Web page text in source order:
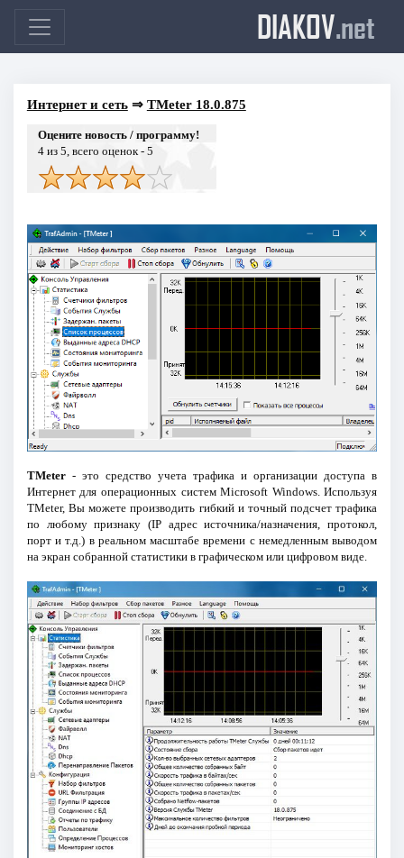
DIAKOV.net
Интернет и сеть⇒ TMeter 18.0.875
Оцените новость / программу!
4из 5, всего оценок - 5
TMeter- это средство учета трафика и организации доступа в
Интернет для операционных систем Microsoft Windows. Используя
TMeter, Вы можете производить гибкий и точный подсчет трафика
по любому признаку (IP адрес источника/назначения, протокол,
порт и т.д.) в реальном масштабе времени с немедленным выводом
на экран собранной статистики в графическом или цифровом виде.